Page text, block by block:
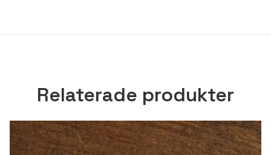
Relaterade produkter